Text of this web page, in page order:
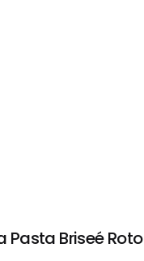
Pasta Briseé